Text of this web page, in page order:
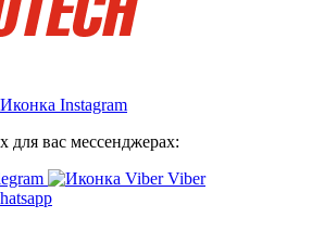
вас мессенджерах:
Viber